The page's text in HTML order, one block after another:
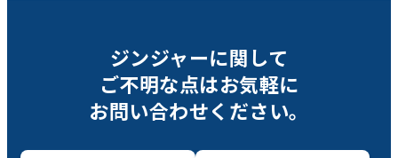
ジンジャーに関して
ご不明な点はお気軽に
お問い合わせください。